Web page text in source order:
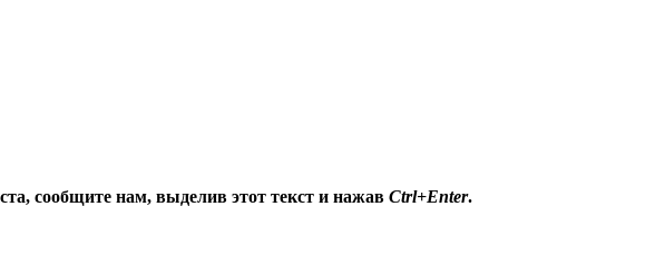
сообщите нам, выделив этот текст и нажав Ctrl+Enter.